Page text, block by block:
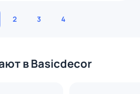
2 3 4
в Basicdecor